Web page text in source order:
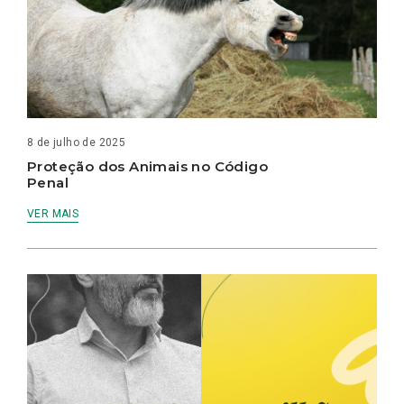
8 de julho de 2025
Proteção dos Animais no Código
Penal
VER MAIS